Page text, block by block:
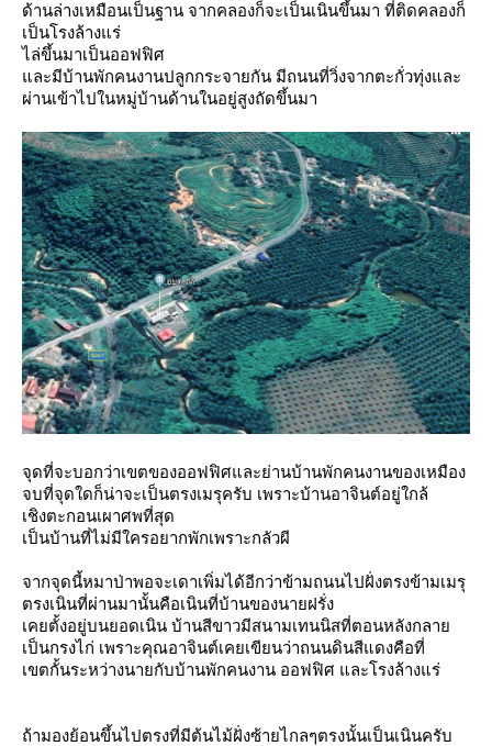
ด้านล่างเหมือนเป็นฐาน จากคลองก็จะเป็นเนินขึ้นมา ที่ติดคลองก็
เป็นโรงล้างแร่
ไล่ขึ้นมาเป็นออฟฟิศ
ละมีบ้านพักคนงานปลูกกระจายกัน มีถนนที่วิ่งจากตะกั่วทุ่งและ
ผ่านเข้าไปในหมู่บ้านด้านในอยู่สูงถัดขึ้นมา
จุดที่จะบอกว่าเขตของออฟฟิศและย่านบ้านพักคนงานของเหมือง
จบที่จุดใดก็น่าจะเป็นตรงเมรุครับ เพราะบ้านอาจินต์อยู่ใกล้
เชิงตะกอนเผาศพที่สุด
เป็นบ้านที่ไม่มีใครอยากพักเพราะกลัวผี
จากจุดนี้หมาป่าพอจะเดาเพิ่มได้อีกว่าข้ามถนนไปฝั่งตรงข้ามเมรุ
ตรงเนินที่ผ่านมานั้นคือเนินที่บ้านของนายฝรั่ง
เคยตั้งอยู่บนยอดเนิน บ้านสีขาวมีสนามเทนนิสที่ตอนหลังกลา
เป็นกรงไก่ เพราะคุณอาจินต์เคยเขียนว่าถนนดินสีแดงคือที่
เขตกั้นระหว่างนายกับบ้านพักคนงาน ออฟฟิศ และโรงล้างแร่
ถ้ามองย้อนขึ้นไปตรงที่มีต้นไม้ฝั่งซ้ายไกลๆตรงนั้นเป็นเนินครับ